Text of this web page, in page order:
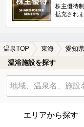
株主優待
拡充され
温泉TOP 東海 愛知県
温浴施設を探す
エリアから探す